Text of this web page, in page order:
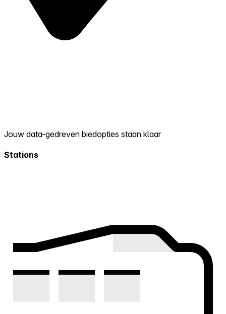
Jouw data-gedreven biedopties staan klaar
Stations